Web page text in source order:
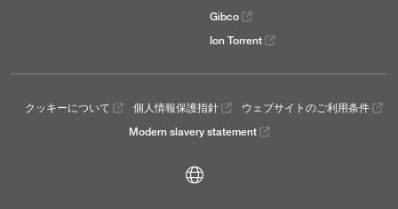
Gibco
Ion Torrent
クッキーについて 個人情報保護指針
ウェブサイトのご利用条件
Modern slavery statement